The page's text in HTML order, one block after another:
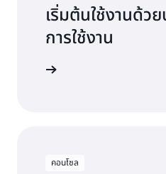
เริ่มต้นใช้งานด้ว
การใช้งาน
คอนโซล